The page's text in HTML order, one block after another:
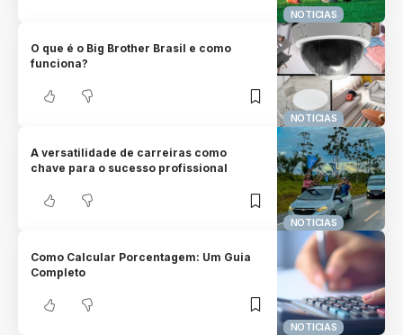
NOTICIAS
NOTICIAS
O que é o Big Brother Brasil e como
funciona?
NOTICIAS
A versatilidade de carreiras como
chave para o sucesso profissional
NOTICIAS
Como Calcular Porcentagem: Um Guia
Completo